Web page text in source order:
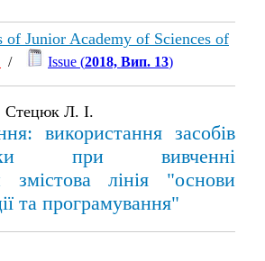
of Junior Academy of Sciences of
/ Issue (2018, Вип. 13)
Л. І.
використання засобів
при вивченні
змістова лінія "основи
та програмування"